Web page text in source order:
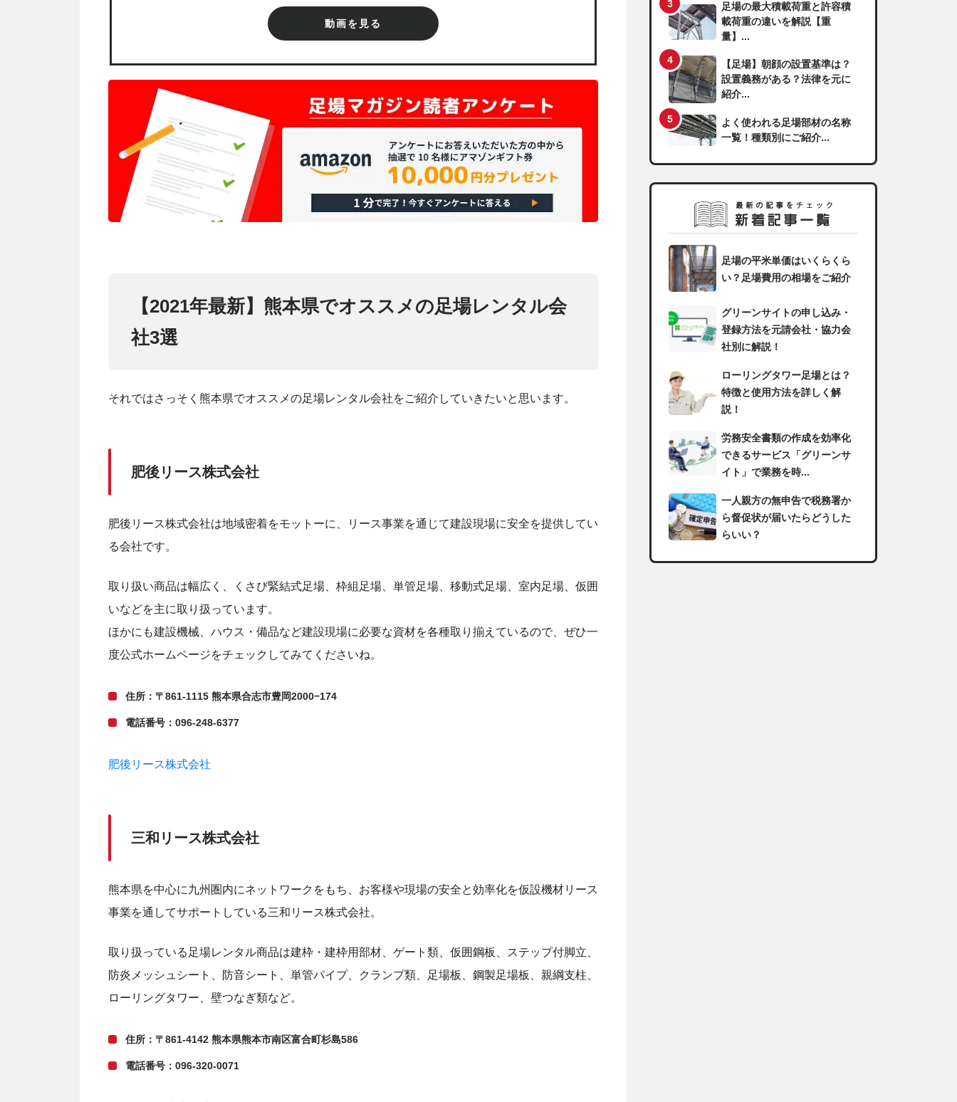
動画を見る
【2021年最新】熊本県でオススメの足場レンタル会
社3選
それではさっそく熊本県でオススメの足場レンタル会社をご紹介していきたいと思います。
肥後リース株式会社
肥後リース株式会社は地域密着をモットーに、リース事業を通じて建設現場に安全を提供してい
る会社です。
取り扱い商品は幅広く、くさび緊結式足場、枠組足場、単管足場、移動式足場、室内足場、仮囲
いなどを主に取り扱っています。
ほかにも建設機械、ハウス・備品など建設現場に必要な資材を各種取り揃えているので、ぜひ一
度公式ホームページをチェックしてみてくださいね。
住所：〒861-1115 熊本県合志市豊岡2000−174
電話番号：096-248-6377
肥後リース株式会社
三和リース株式会社
熊本県を中心に九州圏内にネットワークをもち、お客様や現場の安全と効率化を仮設機材リース
事業を通してサポートしている三和リース株式会社。
取り扱っている足場レンタル商品は建枠・建枠用部材、ゲート類、仮囲鋼板、ステップ付脚立、
防炎メッシュシート、防音シート、単管パイプ、クランプ類、足場板、鋼製足場板、親綱支柱、
ローリングタワー、壁つなぎ類など。
住所：〒861-4142 熊本県熊本市南区富合町杉島586
電話番号：096-320-0071
足場の最大積載荷重と許容積
載荷重の違いを解説【重
量】...
【足場】朝顔の設置基準は？
設置義務がある？法律を元に
紹介...
よく使われる足場部材の名称
一覧！種類別にご紹介...
足場の平米単価はいくらくら
い？足場費用の相場をご紹介
グリーンサイトの申し込み・
登録方法を元請会社・協力会
社別に解説！
ローリングタワー足場とは？
特徴と使用方法を詳しく解
説！
労務安全書類の作成を効率化
できるサービス「グリーンサ
イト」で業務を時...
一人親方の無申告で税務署か
ら督促状が届いたらどうした
らいい？
足場の組み立てに資格は必